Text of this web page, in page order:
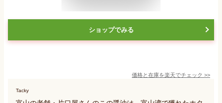
ショップでみる
価格と在庫を楽天でチェック >>
Tacky